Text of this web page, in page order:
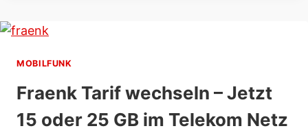
MOBILFUNK
Fraenk Tarif wechseln – Jetzt
15 oder 25 GB im Telekom Netz